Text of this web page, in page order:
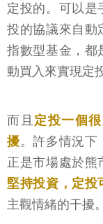
定投的。可以是
投的協議來自動
指數型基金，都
動買入來實現定
而且 定投一個
擾。許多情況下
正是市場處於熊
堅持投資，定投
主觀情緒的干擾。